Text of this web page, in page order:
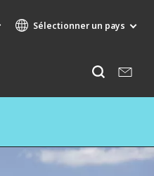
Sélectionner un pays